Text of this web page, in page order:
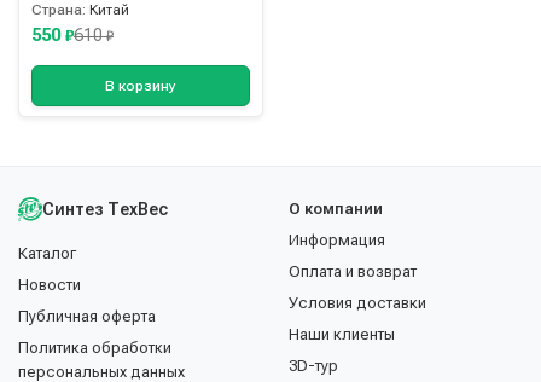
Страна: Китай
550 ₽610₽
В корзину
Синтез ТехВес
Каталог
Новости
Публичная оферта
Политика обработки
персональных данных
О компании
Информация
Оплата и возврат
Условия доставки
Наши клиенты
3D-тур